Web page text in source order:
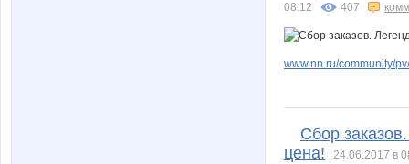
Slastenish
08:12 407
www.nn.ru/community/
Сбор
цена!
24.06.2017 в